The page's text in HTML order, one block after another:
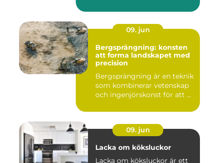
09. jun
Bergsprängning: konsten
att forma landskapet med
precision
Bergsprängning är en teknik
som kombinerar vetenskap
och ingenjörskonst för att ...
09. jun
Lacka om köksluckor
Lacka om köksluckor är ett